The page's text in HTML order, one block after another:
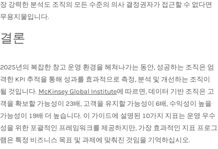
장 강력한 분석도 조직의 모든 수준의 의사 결정권자가 접근할 수 없다면
무용지물입니다.
결론
2025년의 복잡한 창고 운영 환경을 헤쳐나가는 동안, 성공하는 조직은 엄
격한 KPI 추적을 통해 성과를 효과적으로 측정, 분석 및 개선하는 조직이
될 것입니다. McKinsey Global Institute에 따르면, 데이터 기반 조직은 고
객을 확보할 가능성이 23배, 고객을 유지할 가능성이 6배, 수익성이 높을
가능성이 19배 더 높습니다. 이 가이드에 설명된 10가지 지표는 운영 우수
성을 위한 포괄적인 프레임워크를 제공하지만, 가장 효과적인 지표 프로그
램은 특정 비즈니스 목표 및 과제에 맞춰진 것임을 기억하십시오.